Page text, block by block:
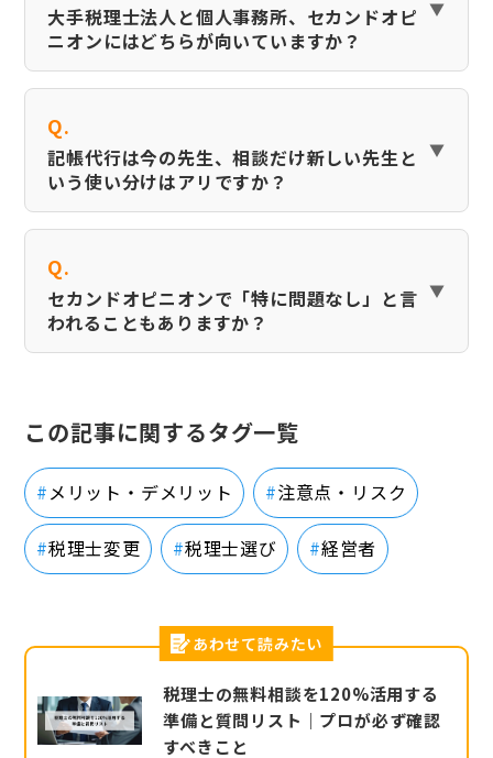
大手税理士法人と個人事務所、セカンドオピ
ニオンにはどちらが向いていますか？
Q.
記帳代行は今の先生、相談だけ新しい先生と
いう使い分けはアリですか？
Q.
セカンドオピニオンで「特に問題なし」と言
われることもありますか？
この記事に関するタグ一覧
メリット・デメリット 注意点・リスク
税理士変更 税理士選び 経営者
税理士の無料相談を120%活用する
準備と質問リスト｜プロが必ず確認
すべきこと
あわせて読みたい